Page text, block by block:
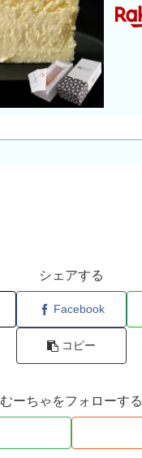
シェアする
Facebook
コピー
むーちゃをフォローする